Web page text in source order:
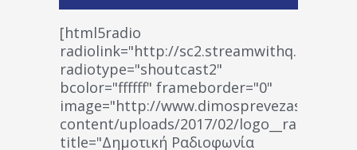
[html5radio
radiolink="http://
radiotype="shoutcast2"
bcolor="ffffff" frameborder="0"
image="http://www.dimosprevezas.gr/wp-
content/uploads/2017/02/
title="Δημοτική Ραδιοφωνία